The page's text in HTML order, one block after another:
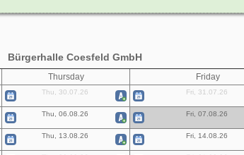
Bürgerhalle Coesfeld GmbH
Thursday Friday
Thu, 30.07.26 Fri, 31.07.26
Thu, 06.08.26 Fri, 07.08.26
Thu, 13.08.26 Fri, 14.08.26